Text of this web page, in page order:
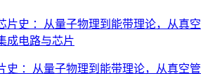
史 ：从量子物理到能带理论，从真空管